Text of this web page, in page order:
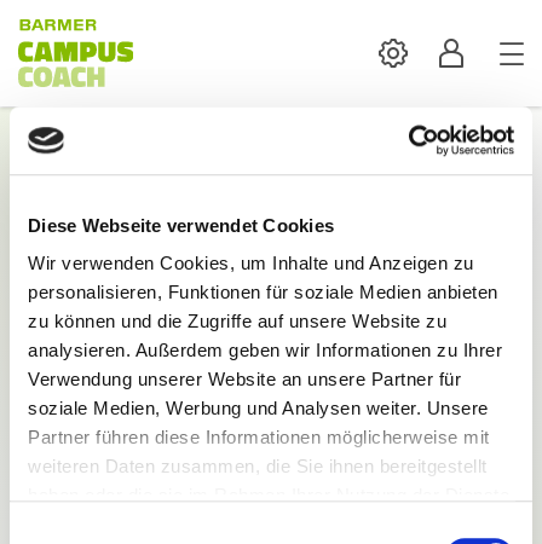
Diese Webseite verwendet Cookies
Wir verwenden Cookies, um Inhalte und Anzeigen zu
personalisieren, Funktionen für soziale Medien anbieten
zu können und die Zugriffe auf unsere Website zu
analysieren. Außerdem geben wir Informationen zu Ihrer
Verwendung unserer Website an unsere Partner für
soziale Medien, Werbung und Analysen weiter. Unsere
Partner führen diese Informationen möglicherweise mit
weiteren Daten zusammen, die Sie ihnen bereitgestellt
SettingsProfil
Login
Funktionen des BARMER Campus Coach verfügbar.
E-Mail:
Passwort: